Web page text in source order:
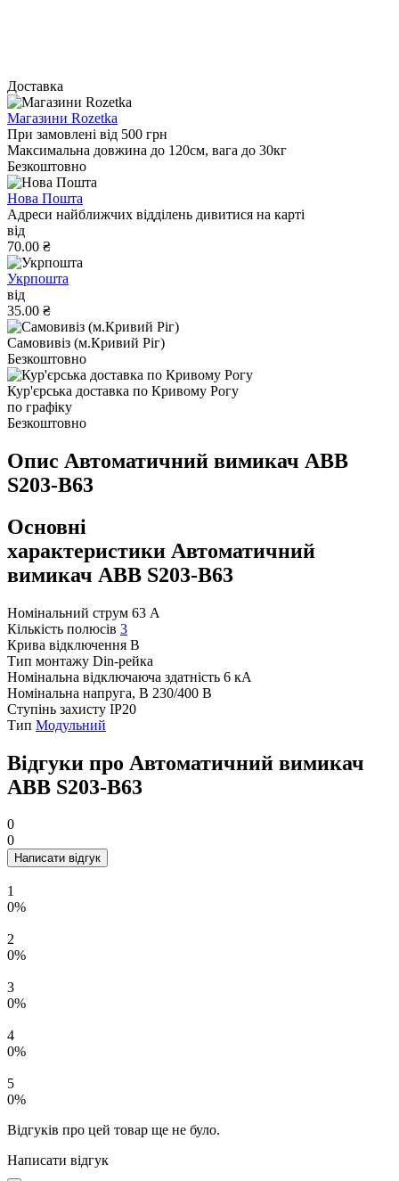
Доставка
Магазини Rozetka
При замовлені від 500 грн
Максимальна довжина до 120см, вага до 30кг
Безкоштовно
Нова Пошта
Адреси найближчих відділень дивитися на карті
від
70.00 ₴
Укрпошта
від
35.00 ₴
Самовивіз (м.Кривий Ріг)
Безкоштовно
Кур'єрська доставка по Кривому Рогу
по графіку
Безкоштовно
Опис Автоматичний вимикач ABB
S203-B63
Основні
характеристики Автоматичний
вимикач ABB S203-B63
Номінальний струм 63 А
Кількість полюсів 3
Крива відключення B
Тип монтажу Din-рейка
Номінальна відключаюча здатність 6 кА
Номінальна напруга, В 230/400 В
Ступінь захисту IP20
Тип Модульний
Відгуки про Автоматичний вимикач
ABB S203-B63
0
0
Написати відгук
1
0%
2
0%
3
0%
4
0%
5
0%
Відгуків про цей товар ще не було.
Написати відгук